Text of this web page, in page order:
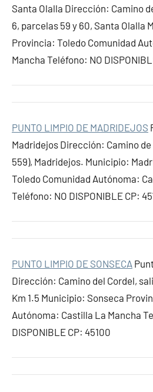
Santa Olalla Dirección: Camino
6, parcelas 59 y 60, Santa Olalla
Provincia: Toledo Comunidad
Mancha Teléfono: NO
PUNTO LIMPIO DE MADRIDEJOS
Madridejos Dirección: Camino de
559), Madridejos. Municipio:
Toledo Comunidad Autónoma:
Teléfono: NO DISPONIBLE CP:
PUNTO LIMPIO DE SONSECA
Dirección: Camino del Cordel,
Km 1.5 Municipio: Sonseca
Autónoma: Castilla La Mancha
DISPONIBLE CP: 45100